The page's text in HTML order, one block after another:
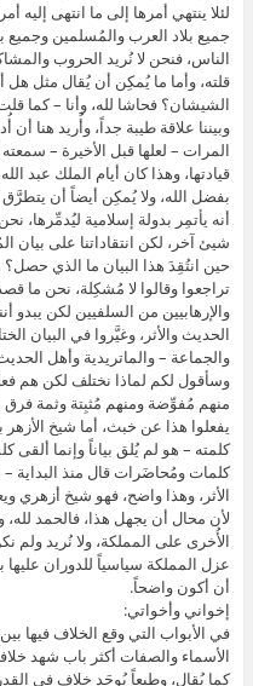
لئلا ينتهي أمرها إلى ما انتهى إليه
جميع بلاد العرب والمُسلمين وجميع
الناس، فنحن لا نُريد الحروب
قلته، وأما ما يُمكِن أن يُقال مثل
الشيشان؟ فحاشا لله، وأنا – كما
وبيننا علاقة طيبة جداً، وأُريد هنا
المرات – لعلها قبل الأخيرة –
قيادتها، وهذا كان أيام الملك عبد
بفضل الله، ولا يُمكِن أيضاً أن
أنه يأتمِر بدولة إسلامية ليُدمِّرها،
شيئ آخر، لكن انتقاداتنا على بيان
حين انتُقِدَ هذا البيان ما الذي حصل؟
تراجعوا وقالوا لا مُشكِلة، نحن ما
والإرهابيين من السلفيين لكن
الحديث والأثر، وغيَّروا في البيان
والجماعة – والماتريدية وأهل
وسأقول لكم لماذا نختلف لكن هم
منهم مُفوِّضة ومنهم مُثبِتة وثمة فرق
يفعلوا هذا عن خبث، أما شيخ
كلمته – هو لم يُلق بياناً وإنما
كلمات ومُحاضَرات قال منذ البداية –
الأثر، وهذا واضح، فهو شيخ أزهري
لأن محال أن يجهل هذا، فالحمد
الأُخرى على المملكة، ولا نُريد
عزل المملكة سياسياً للدوران
أن أكون واضحاً.
إخواني وأخواتي:
في الأبواب التي وقع الخلاف فيها
الأسماء والصفات أكثر باب شهد
كما يُقال، وطبعاً يُوجَد خلاف في